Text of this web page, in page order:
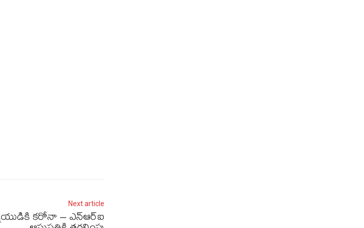
Next article
కరోనా – ఎన్‌ఆర్‌ఐ